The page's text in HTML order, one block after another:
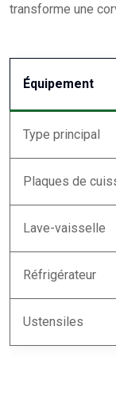
transforme une
Équipement
Type principal
Plaques de
Lave-vaisselle
Réfrigérateur
Ustensiles